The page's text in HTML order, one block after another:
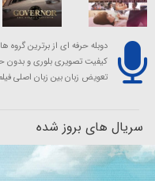
دوبله حرفه ای از برترین گروه
کیفیت تصویری بلوری و بدون
تعویض زبان بین زبان اصلی
سریال های بروز شده